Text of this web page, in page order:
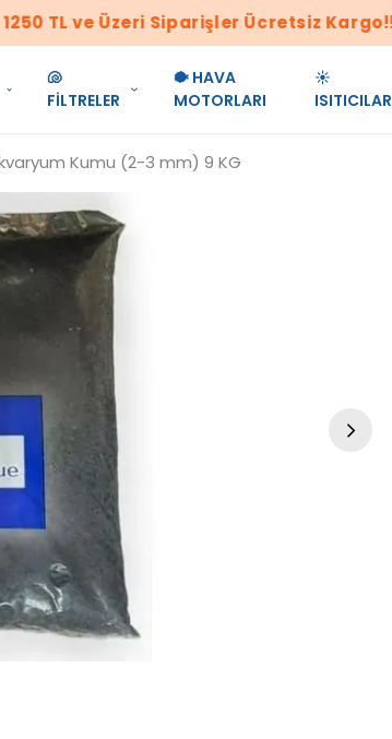
TL ve Üzeri Siparişler Ücretsiz Kargo!!!
🐚
FİLTRELER
🐡 HAVA
MOTORLARI
☀️
ISITICILAR
Kumu (2-3 mm) 9 KG